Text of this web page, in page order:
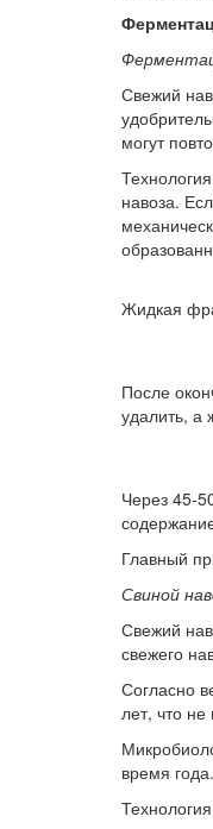
Свежий
могут
навоза.
Жидкая
После
удалить, а
Через 45-
Главный
Свиной
Свежий
свежего
Согласно
лет, что
время года.